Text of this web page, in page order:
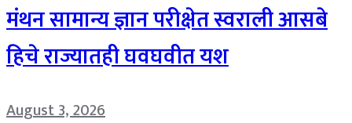
मंथन सामान्य ज्ञान परीक्षेत स्वराली आसबे
हिचे राज्यातही घवघवीत यश
August 3, 2026